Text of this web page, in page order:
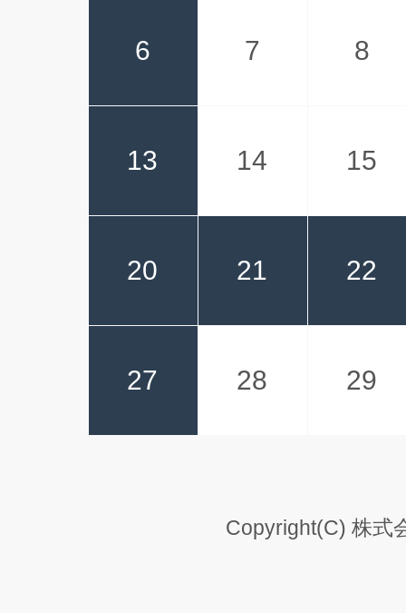
6 7 8
13 14 15
20 21 22
27 28 29
Copyright(C) 株式